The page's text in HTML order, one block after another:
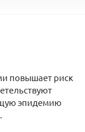
повышает риск
эпидемию